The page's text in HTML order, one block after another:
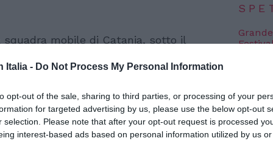
Italia - Do Not Process My Personal Information
opt-out of the sale, sharing to third parties, or processing of your
for targeted advertising by us, please use the below opt-out
selection. Please note that after your opt-out request is processed
interest-based ads based on personal information utilized by us
squadra mobile di Catania, sotto il
etnea,
tra i 21 e i 30 anni, con l’accusa
dell’immigrazione clandestina.
dell’arrivo, il 20 novembre scorso, della
spagnola, al porto di Catania
6